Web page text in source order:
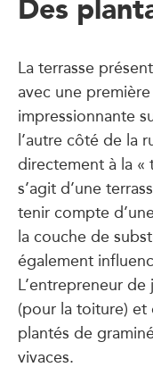
La terrasse
avec une
impressionnante
l’autre côté de la
directement à la «
s’agit d’une
tenir compte
la couche de
également
L’entrepreneur
(pour la toiture) et
plantés de
vivaces.